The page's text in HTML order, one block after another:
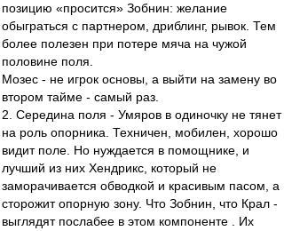
позицию «просится» Зобнин: желание
обыграться с партнером, дриблинг, рывок. Тем
более полезен при потере мяча на чужой
половине поля.
Мозес - не игрок основы, а выйти на замену во
втором тайме - самый раз.
2. Середина поля - Умяров в одиночку не тянет
на роль опорника. Техничен, мобилен, хорошо
видит поле. Но нуждается в помощнике, и
лучший из них Хендрикс, который не
заморачивается обводкой и красивым пасом, а
сторожит опорную зону. Что Зобнин, что Крал -
выглядят послабее в этом компоненте . Их